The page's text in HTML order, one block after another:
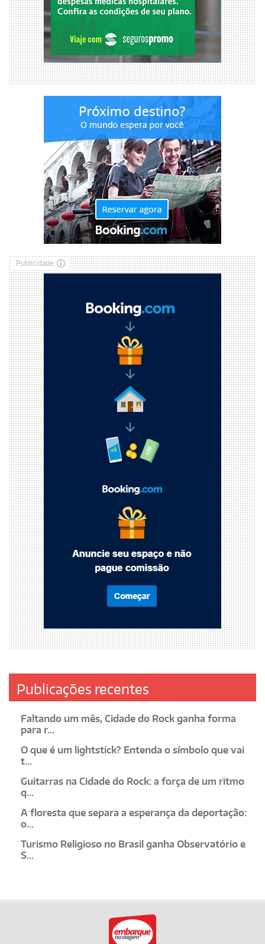
Publicidade
Publicações recentes
Faltando um mês, Cidade do Rock ganha forma
para r...
O que é um lightstick? Entenda o símbolo que vai
t...
Guitarras na Cidade do Rock: a força de um ritmo
q...
A floresta que separa a esperança da deportação:
o...
Turismo Religioso no Brasil ganha Observatório e
S...